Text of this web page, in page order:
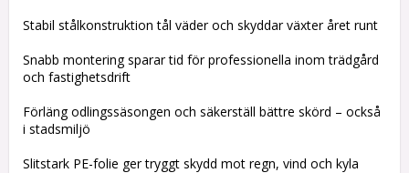
Stabil stålkonstruktion tål väder och skyddar växter året runt
Snabb montering sparar tid för professionella inom trädgård
och fastighetsdrift
Förläng odlingssäsongen och säkerställ bättre skörd – också
i stadsmiljö
Slitstark PE-folie ger tryggt skydd mot regn, vind och kyla